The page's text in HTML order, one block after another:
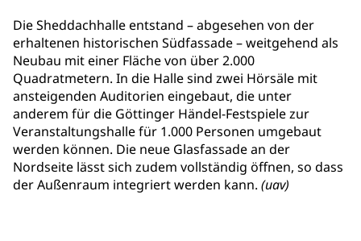
Die Sheddachhalle entstand – abgesehen von der
erhaltenen historischen Südfassade – weitgehend als
Neubau mit einer Fläche von über 2.000
Quadratmetern. In die Halle sind zwei Hörsäle mit
ansteigenden Auditorien eingebaut, die unter
anderem für die Göttinger Händel-Festspiele zur
Veranstaltungshalle für 1.000 Personen umgebaut
werden können. Die neue Glasfassade an der
Nordseite lässt sich zudem vollständig öffnen, so dass
der Außenraum integriert werden kann. (uav)